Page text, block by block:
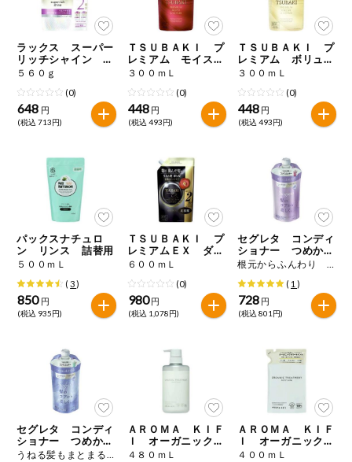
サプリメン
ト・栄養補助
食品
アレルゲン対
応
エシカル
推しコープ
ラックス スーパー
リッチシャイン モ
イスチャー保湿コン
ディショナー つめ
かえ用
５６０ｇ
(0)
648 円
(税込 713円)
ＴＳＵＢＡＫＩ プ
レミアム モイスト
＆リペア コンディ
用
３００ｍＬ
(0)
448 円
(税込 493円)
ＴＳＵＢＡＫＩ プ
レミアム ボリュー
ム＆リペア コンデ
え用
３００ｍＬ
(0)
448 円
(税込 493円)
パックスナチュロ
ン リンス 詰替用
５００ｍＬ
(3)
850 円
(税込 935円)
ＴＳＵＢＡＫＩ プ
レミアムＥＸ ダメ
ージケア＆リペア
リートメント つめ
かえ用
６００ｍＬ
(0)
980 円
(税込 1,078円)
セグレタ コンディ
ショナー つめかえ
用
根元からふんわり ３４０ｍＬ
( 1 )
728 円
(税込 801円)
セグレタ コンディ
ショナー つめかえ
用
うねる髪もまとまる ３４０ｍＬ
ＡＲＯＭＡ ＫＩＦ
Ｉ オーガニック
モイストシャイン
４８０ｍＬ
ＡＲＯＭＡ ＫＩＦ
Ｉ オーガニック
モイストシャイン
４００ｍＬ